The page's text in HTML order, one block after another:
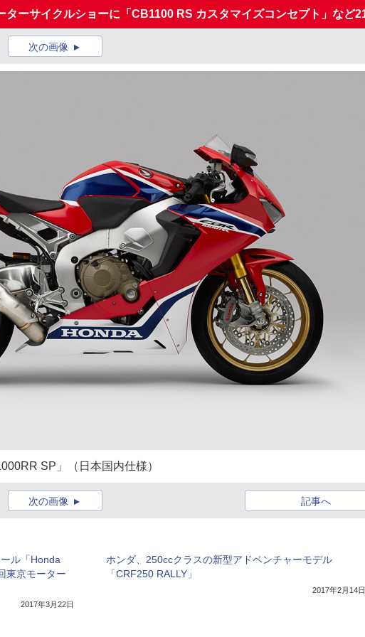
ターサイクルショーに「CB1100 RS カスタマイズコンセプト」など
次の画像
SP」（日本国内仕様）
次の画像 記事へ
ル「Honda
東京モーター
2017年3月22日
ホンダ、250ccクラスの新型アドベンチャーモデル
「CRF250 RALLY」
2017年2月14日